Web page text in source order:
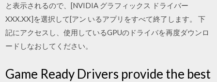
と表示されるので、[NVIDIA グラフィックス ドライバー
XXX.XX]を選択して[アン いるアプリをすべて終了します。 下
記にアクセスし、使用しているGPUのドライバを再度ダウンロ
ードしなおしてください。
Game Ready Drivers provide the best